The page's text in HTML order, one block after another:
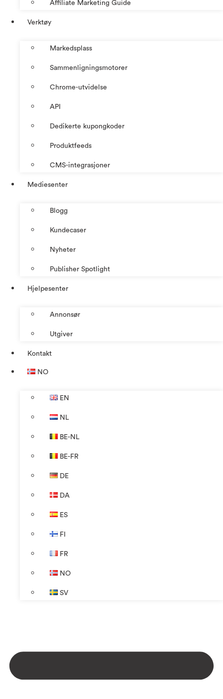
Affiliate Marketing Guide
Verktøy
Markedsplass
Sammenligningsmotorer
Chrome-utvidelse
API
Dedikerte kupongkoder
Produktfeeds
CMS-integrasjoner
Mediesenter
Blogg
Kundecaser
Nyheter
Publisher Spotlight
Hjelpesenter
Annonsør
Utgiver
Kontakt
NO
EN
NL
BE-NL
BE-FR
DE
DA
ES
FI
FR
NO
SV